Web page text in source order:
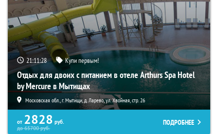
21:11:28 Купи первым!
Отдых для двоих с питанием в отеле Arthurs Spa Hotel
by Mercure в Мытищах
Московская обл., г. Мытищи, д. Ларево, ул. Хвойная, стр. 26
от 2828 руб.
до65700руб.
ПОДРОБНЕЕ